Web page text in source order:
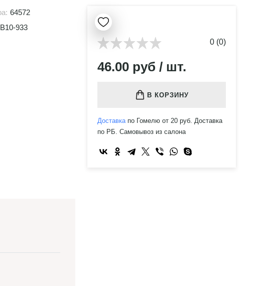
64572
B10-933
0 (0)
46.00 руб / шт.
В КОРЗИНУ
Доставкапо Гомелю от 20 руб. Доставка
по РБ. Самовывоз из салона